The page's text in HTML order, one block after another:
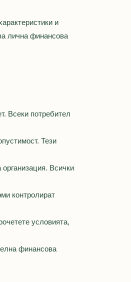
и
лична финансова
Всеки потребител
Тези
Всички
контролират
условията,
финансова